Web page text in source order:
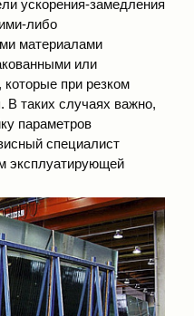
ускорения-замедления
либо
материалами
или
при резком
В таких случаях важно,
параметров
специалист
эксплуатирующей